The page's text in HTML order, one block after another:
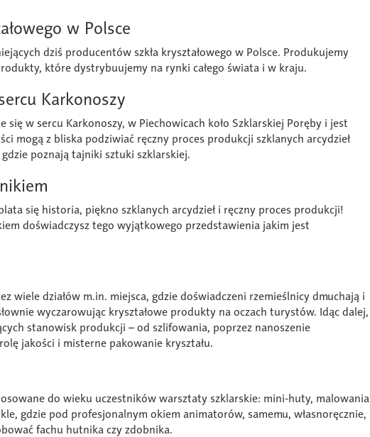
w Polsce
dziś producentów szkła kryształowego w Polsce. Produkujemy
które dystrybuujemy na rynki całego świata i w kraju.
Karkonoszy
się w sercu Karkonoszy, w Piechowicach koło Szklarskiej Poręby i jest
mogą z bliska podziwiać ręczny proces produkcji szklanych arcydzieł
poznają tajniki sztuki szklarskiej.
się historia, piękno szklanych arcydzieł i ręczny proces produkcji!
doświadczysz tego wyjątkowego przedstawienia jakim jest
wiele działów m.in. miejsca, gdzie doświadczeni rzemieślnicy dmuchają i
wyczarowując kryształowe produkty na oczach turystów. Idąc dalej,
stanowisk produkcji – od szlifowania, poprzez nanoszenie
jakości i misterne pakowanie kryształu.
do wieku uczestników warsztaty szklarskie: mini-huty, malowania
gdzie pod profesjonalnym okiem animatorów, samemu, własnoręcznie,
fachu hutnika czy zdobnika.